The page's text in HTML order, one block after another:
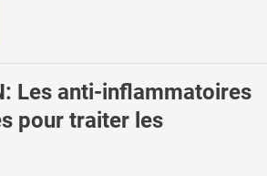
Les anti-inflammatoires
pour traiter les